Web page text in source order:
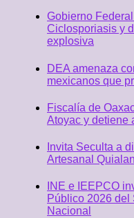
Gobierno
Ciclosporiasis y
explosiva
DEA amenaza
mexicanos que
Fiscalía de
Atoyac y detiene
Invita Seculta a
Artesanal
INE e IEEPCO
Público 2026 del
Nacional